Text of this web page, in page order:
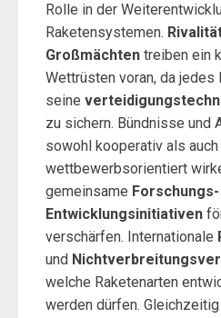
Rolle in der
Raketensystemen.
Großmächten treiben ein
Wettrüsten voran, da
seine
zu sichern. Bündnisse und
sowohl kooperativ als auch
wettbewerbsorientiert
gemeinsame Forschungs-
Entwicklungsinitiativen
verschärfen. Internationale
und
welche Raketenarten
werden dürfen.